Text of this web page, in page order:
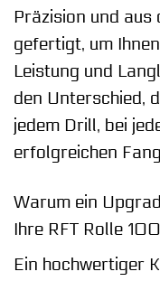
Präzision und
gefertigt, um
Leistung und
den Unterschied,
jedem Drill, bei
erfolgreichen
Warum ein
Ihre RFT Rolle
Ein hochwertiger